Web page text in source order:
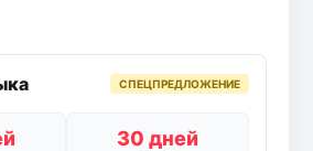
СПЕЦПРЕДЛОЖЕНИЕ
30 дней